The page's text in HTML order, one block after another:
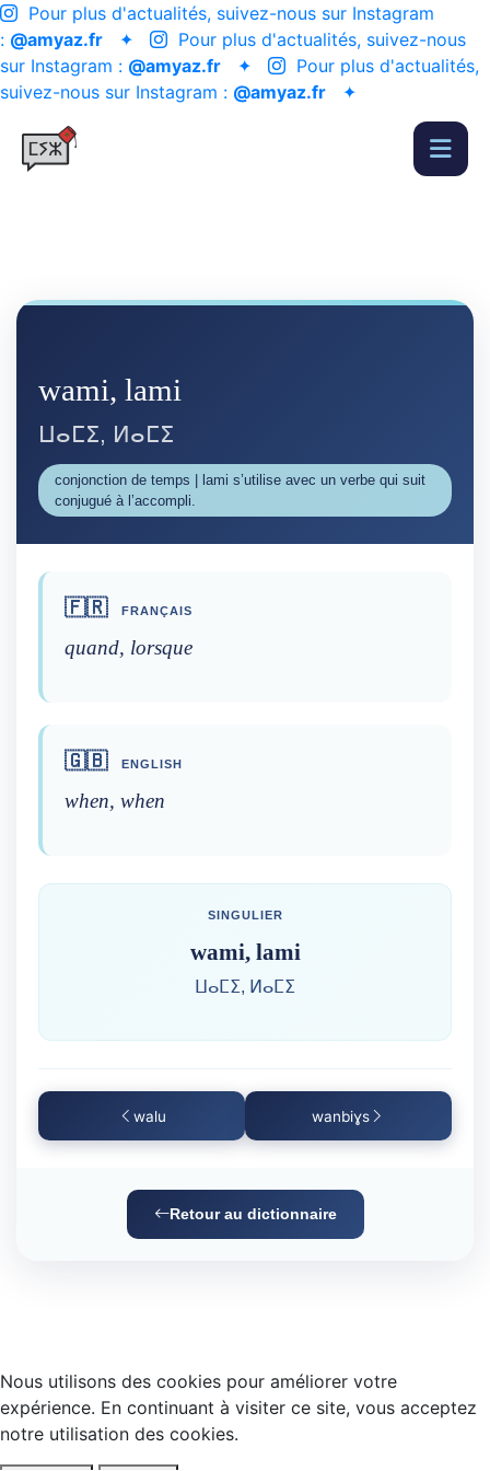
Pour plus d'actualités, suivez-nous sur Instagram
: @amyaz.fr ✦
Pour plus d'actualités, suivez-nous
sur Instagram : @amyaz.fr ✦
Pour plus d'actualités,
suivez-nous sur Instagram : @amyaz.fr ✦
wami, lami
ⵡⴰⵎⵉ, ⵍⴰⵎⵉ
conjonction de temps | lami s’utilise avec un verbe qui suit
conjugué à l’accompli.
🇫🇷 FRANÇAIS
quand, lorsque
🇬🇧 ENGLISH
when, when
SINGULIER
wami, lami
ⵡⴰⵎⵉ, ⵍⴰⵎⵉ
walu wanbiɣs
Retour au dictionnaire
Nous utilisons des cookies pour améliorer votre
expérience. En continuant à visiter ce site, vous acceptez
notre utilisation des cookies.